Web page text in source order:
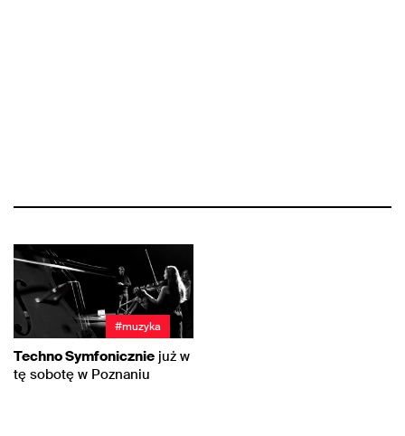
#muzyka
Techno Symfonicznie już w
tę sobotę w Poznaniu